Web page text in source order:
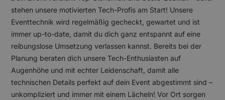
stehen unsere motivierten Tech-Profis am Start! Unsere
Eventtechnik wird regelmäßig gecheckt, gewartet und ist
immer up-to-date, damit du dich ganz entspannt auf eine
reibungslose Umsetzung verlassen kannst. Bereits bei der
Planung beraten dich unsere Tech-Enthusiasten auf
Augenhöhe und mit echter Leidenschaft, damit alle
technischen Details perfekt auf dein Event abgestimmt sind –
unkompliziert und immer mit einem Lächeln! Vor Ort sorgen